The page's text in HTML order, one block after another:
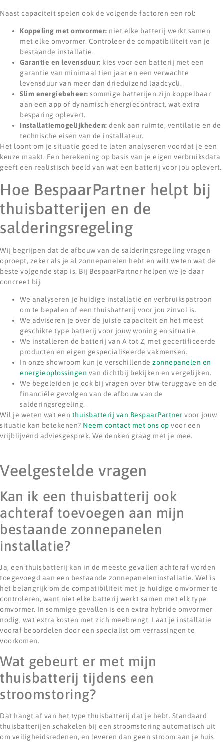
Naast capaciteit spelen ook de volgende factoren een rol:
Koppeling met omvormer: niet elke batterij werkt samen
met elke omvormer. Controleer de compatibiliteit van je
bestaande installatie.
Garantie en levensduur: kies voor een batterij met een
garantie van minimaal tien jaar en een verwachte
levensduur van meer dan drieduizend laadcycli.
Slim energiebeheer: sommige batterijen zijn koppelbaar
aan een app of dynamisch energiecontract, wat extra
besparing oplevert.
Installatiemogelijkheden: denk aan ruimte, ventilatie en de
technische eisen van de installateur.
Het loont om je situatie goed te laten analyseren voordat je een
keuze maakt. Een berekening op basis van je eigen verbruiksdata
geeft een realistisch beeld van wat een batterij voor jou oplevert.
Hoe BespaarPartner helpt bij
thuisbatterijen en de
salderingsregeling
Wij begrijpen dat de afbouw van de salderingsregeling vragen
oproept, zeker als je al zonnepanelen hebt en wilt weten wat de
beste volgende stap is. Bij BespaarPartner helpen we je daar
concreet bij:
We analyseren je huidige installatie en verbruikspatroon
om te bepalen of een thuisbatterij voor jou zinvol is.
We adviseren je over de juiste capaciteit en het meest
geschikte type batterij voor jouw woning en situatie.
We installeren de batterij van A tot Z, met gecertificeerde
producten en eigen gespecialiseerde vakmensen.
In onze showroom kun je verschillende zonnepanelen en
energieoplossingen van dichtbij bekijken en vergelijken.
We begeleiden je ook bij vragen over btw-teruggave en de
financiële gevolgen van de afbouw van de
salderingsregeling.
Wil je weten wat een thuisbatterij van BespaarPartner voor jouw
situatie kan betekenen? Neem contact met ons op voor een
vrijblijvend adviesgesprek. We denken graag met je mee.
Veelgestelde vragen
Kan ik een thuisbatterij ook
achteraf toevoegen aan mijn
bestaande zonnepanelen
installatie?
Ja, een thuisbatterij kan in de meeste gevallen achteraf worden
toegevoegd aan een bestaande zonnepaneleninstallatie. Wel is
het belangrijk om de compatibiliteit met je huidige omvormer te
controleren, want niet elke batterij werkt samen met elk type
omvormer. In sommige gevallen is een extra hybride omvormer
nodig, wat extra kosten met zich meebrengt. Laat je installatie
vooraf beoordelen door een specialist om verrassingen te
voorkomen.
Wat gebeurt er met mijn
thuisbatterij tijdens een
stroomstoring?
Dat hangt af van het type thuisbatterij dat je hebt. Standaard
thuisbatterijen schakelen bij een stroomstoring automatisch uit
om veiligheidsredenen, en leveren dan geen stroom aan je huis.